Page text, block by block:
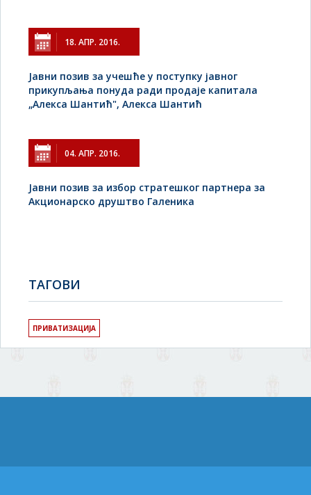
18. АПР. 2016.
Jавни позив за учешће у поступку јавног
прикупљања понуда ради продаје капитала
„Алекса Шантић", Алекса Шантић
04. АПР. 2016.
Јавни позив за избор стратешког партнера за
Акционарско друштво Галеника
TAГОВИ
ПРИВАТИЗАЦИЈА